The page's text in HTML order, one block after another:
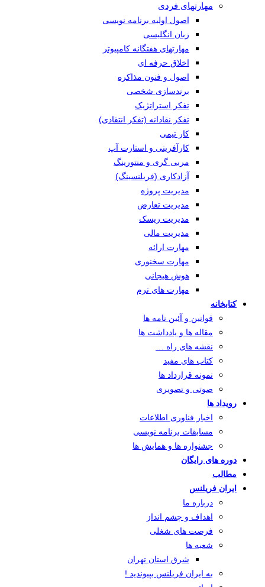
مهارتهای فردی
اصول اولیه برنامه نویسی
زبان انگلیسی
مهارتهای هفتگانه کامپیوتر
اخلاق حرفه ای
اصول و فنون مذاکره
برندسازی شخصی
تفکر استراتژیک
تفکر نقادانه (تفکر انتقادی)
کار تیمی
کارآفرینی و استارت آپ
مربی گری و منتورینگ
آزادکاری (فریلنسینگ)
مدیریت پروژه
مدیریت تعارض
مدیریت ریسک
مدیریت مالی
مهارت ارائه
مهارت سخنوری
هوش هیجانی
مهارت های نرم
کتابخانه
قوانین و آئین نامه ها
مقاله ها و یادداشت ها
نقشه های راه …
کتاب های مفید
نمونه قرارداد ها
صوتی و تصویری
رویداد ها
اخبار فناوری اطلاعات
مسابقات برنامه نویسی
جشنواره ها و همایش ها
دوره های رایگان
مطالب
ایران فریلنس
درباره ما
اهداف و چشم انداز
فرصت های شغلی
شعبه ها
شرق استان تهران
به ایران فریلنس بپیوندید !